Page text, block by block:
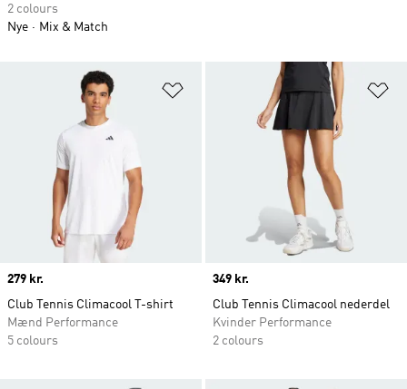
Føj til ønskeliste
Price
279 kr.
Club Tennis Climacool T-shirt
Mænd Performance
5 colours
Price
349 kr.
Club Tennis Climacool nederdel
Kvinder Performance
2 colours
2 colours
Nye
Mix & Match